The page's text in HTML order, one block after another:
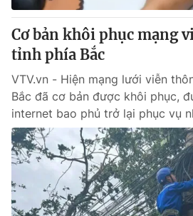
Cơ bản khôi phục mạng
tỉnh phía Bắc
VTV.vn - Hiện mạng lưới viễn
Bắc đã cơ bản được khôi phục,
internet bao phủ trở lại phục vụ